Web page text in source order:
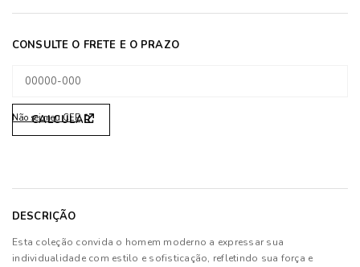
Não sei meu CEP
DESCRIÇÃO
Esta coleção convida o homem moderno a expressar sua
individualidade com estilo e sofisticação, refletindo sua força e